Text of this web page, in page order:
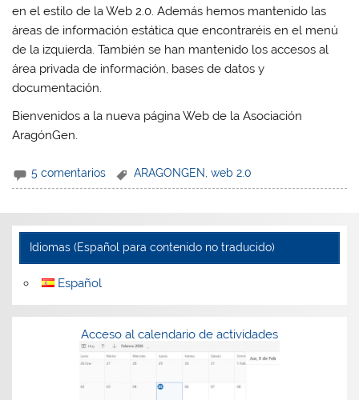
en el estilo de la Web 2.0. Además hemos mantenido las
áreas de información estática que encontraréis en el menú
de la izquierda. También se han mantenido los accesos al
área privada de información, bases de datos y
documentación.
Bienvenidos a la nueva página Web de la Asociación
AragónGen.
5 comentarios ARAGONGEN ,web 2.0
Idiomas (Español para contenido no traducido)
Español
Acceso al calendario de actividades